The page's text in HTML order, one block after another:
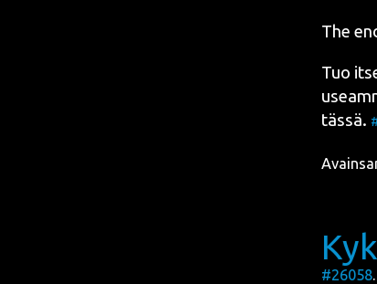
The
Tuo
täs­sä.
#26058